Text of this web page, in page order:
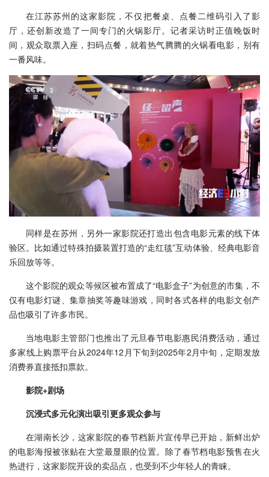
在江苏苏州的这家影院，不仅把餐桌、点餐二维码引入了影
厅，还创新改造了一间专门的火锅影厅。记者采访时正值晚饭时
间，观众取票入座，扫码点餐，就着热气腾腾的火锅看电影，别有
一番风味。
同样是在苏州，另外一家影院还打造出包含电影元素的线下体
验区。比如通过特殊拍摄装置打造的“走红毯”互动体验、经典电影音
乐回放等等。
这个影院的观众等候区被布置成了“电影盒子”为创意的市集，不
仅有电影灯谜、集章抽奖等趣味游戏，同时各式各样的电影文创产
品也吸引了许多市民。
当地电影主管部门也推出了元旦春节电影惠民消费活动，通过
多家线上购票平台从2024年12月下旬到2025年2月中旬，定期发放
消费券直接抵扣票款。
影院+剧场
沉浸式多元化演出吸引更多观众参与
在湖南长沙，这家影院的春节档新片宣传早已开始，新鲜出炉
的电影海报被张贴在大堂最显眼的位置。除了春节档电影预售在火
热进行，这家影院开设的卖品点，也受到不少年轻人的青睐。